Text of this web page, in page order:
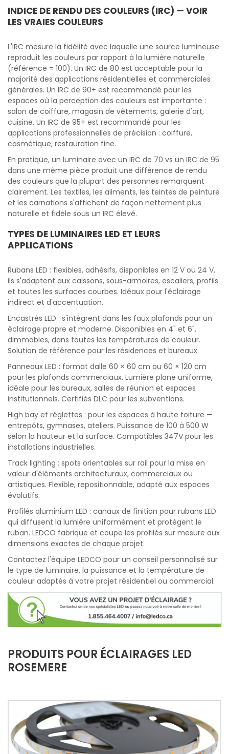
INDICE DE RENDU DES COULEURS (IRC) — VOIR
LES VRAIES COULEURS
L'IRC mesure la fidélité avec laquelle une source lumineuse
reproduit les couleurs par rapport à la lumière naturelle
(référence = 100). Un IRC de 80 est acceptable pour la
majorité des applications résidentielles et commerciales
générales. Un IRC de 90+ est recommandé pour les
espaces où la perception des couleurs est importante :
salon de coiffure, magasin de vêtements, galerie d'art,
cuisine. Un IRC de 95+ est recommandé pour les
applications professionnelles de précision : coiffure,
cosmétique, restauration fine.
En pratique, un luminaire avec un IRC de 70 vs un IRC de 95
dans une même pièce produit une différence de rendu
des couleurs que la plupart des personnes remarquent
clairement. Les textiles, les aliments, les teintes de peinture
et les carnations s'affichent de façon nettement plus
naturelle et fidèle sous un IRC élevé.
TYPES DE LUMINAIRES LED ET LEURS
APPLICATIONS
Rubans LED : flexibles, adhésifs, disponibles en 12 V ou 24 V,
ils s'adaptent aux caissons, sous-armoires, escaliers, profils
et toutes les surfaces courbes. Idéaux pour l'éclairage
indirect et d'accentuation.
Encastrés LED : s'intègrent dans les faux plafonds pour un
éclairage propre et moderne. Disponibles en 4" et 6",
dimmables, dans toutes les températures de couleur.
Solution de référence pour les résidences et bureaux.
Panneaux LED : format dalle 60 × 60 cm ou 60 × 120 cm
pour les plafonds commerciaux. Lumière plane uniforme,
idéale pour les bureaux, salles de réunion et espaces
institutionnels. Certifiés DLC pour les subventions.
High bay et réglettes : pour les espaces à haute toiture —
entrepôts, gymnases, ateliers. Puissance de 100 à 500 W
selon la hauteur et la surface. Compatibles 347V pour les
installations industrielles.
Track lighting : spots orientables sur rail pour la mise en
valeur d'éléments architecturaux, commerciaux ou
artistiques. Flexible, repositionnable, adapté aux espaces
évolutifs.
Profilés aluminium LED : canaux de finition pour rubans LED
qui diffusent la lumière uniformément et protègent le
ruban. LEDCO fabrique et coupe les profilés sur mesure aux
dimensions exactes de chaque projet.
Contactez l'équipe LEDCO pour un conseil personnalisé sur
le type de luminaire, la puissance et la température de
couleur adaptés à votre projet résidentiel ou commercial.
PRODUITS POUR ÉCLAIRAGES LED
ROSEMERE